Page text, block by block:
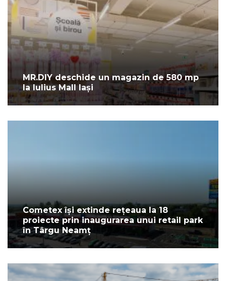
MR.DIY deschide un magazin de 580 mp
la Iulius Mall Iași
Cometex își extinde rețeaua la 18
proiecte prin inaugurarea unui retail park
în Târgu Neamț